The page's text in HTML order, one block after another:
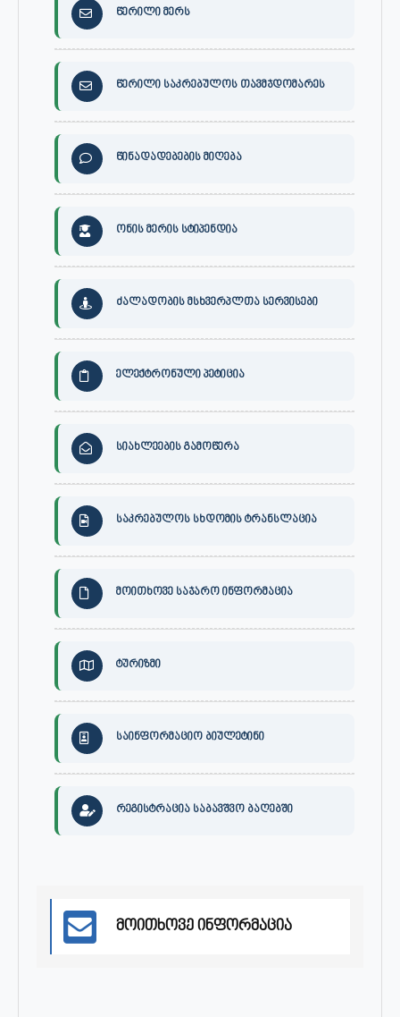
წერილი მერს
წერილი საკრებულოს თავმჯდომარეს
წინადადებების მიღება
ონის მერის სტიპენდია
ძალადობის მსხვერპლთა სერვისები
ელექტრონული პეტიცია
სიახლეების გამოწერა
საკრებულოს სხდომის ტრანსლაცია
მოითხოვე საჯარო ინფორმაცია
ტურიზმი
საინფორმაციო ბიულეტინი
რეგისტრაცია საბავშვო ბაღებში
მოითხოვე ინფორმაცია